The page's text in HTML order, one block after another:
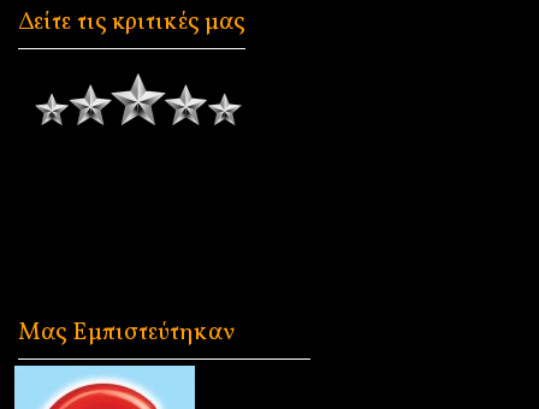
Δείτε τις κριτικές μας
Μας Εμπιστεύτηκαν